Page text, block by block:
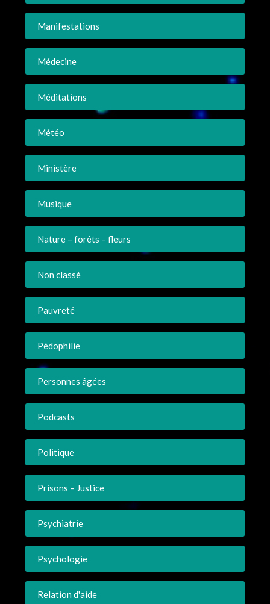
Manifestations
Médecine
Méditations
Météo
Ministère
Musique
Nature – forêts – fleurs
Non classé
Pauvreté
Pédophilie
Personnes âgées
Podcasts
Politique
Prisons – Justice
Psychiatrie
Psychologie
Relation d'aide